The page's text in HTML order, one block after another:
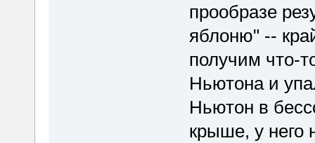
прообразе
яблоню" --
получим что-
Ньютона и
Ньютон в
крыше, у него